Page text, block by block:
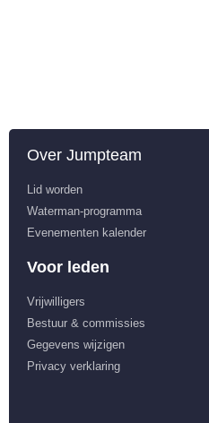
Over Jumpteam
Lid worden
Waterman-programma
Evenementen kalender
Voor leden
Vrijwilligers
Bestuur & commissies
Gegevens wijzigen
Privacy verklaring